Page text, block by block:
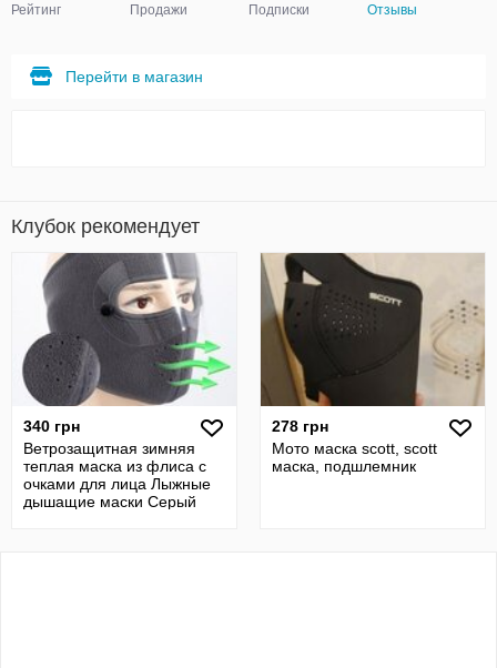
Рейтинг Продажи Подписки Отзывы
Перейти в магазин
Клубок рекомендует
340 грн
Ветрозащитная зимняя
теплая маска из флиса с
очками для лица Лыжные
дышащие маски Серый
278 грн
Мото маска scott, scott
маска, подшлемник